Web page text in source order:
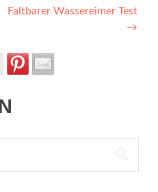
Faltbarer Wassereimer Test
→